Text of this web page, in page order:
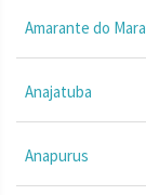
Amarante do
Anajatuba
Anapurus